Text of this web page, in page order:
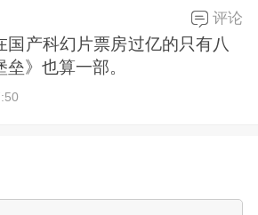
国产科幻片票房过亿的只有八
》也算一部。
评论